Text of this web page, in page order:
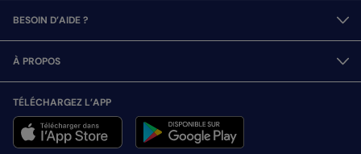
BESOIN D’AIDE ?
À PROPOS
TÉLÉCHARGEZ L’APP